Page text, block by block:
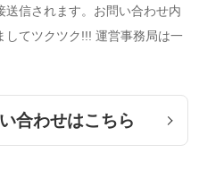
信されます。お問い合わせ内
してツクツク!!! 運営事務局は一
合わせはこちら